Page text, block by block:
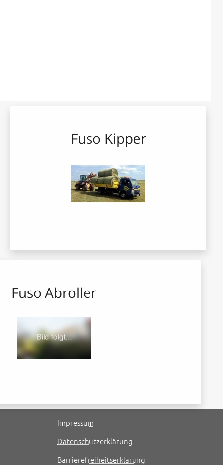
Fuso Kipper
Fuso Abroller
Impressum
Datenschutzerklärung
Barrierefreiheitserklärung